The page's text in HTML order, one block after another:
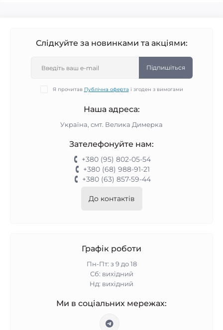
Слідкуйте за новинками та акціями:
Підпишіться
Я прочитав Публічна оферта і згоден з вимогами
Наша адреса:
Україна, смт. Велика Димерка
Зателефонуйте нам:
+380 (95) 802-05-54
+380 (68) 988-91-21
+380 (63) 857-59-44
До контактів
Графік роботи
Пн-Пт: з 9 до 18
Сб: вихідний
Нд: вихідний
Ми в соціальних мережах: